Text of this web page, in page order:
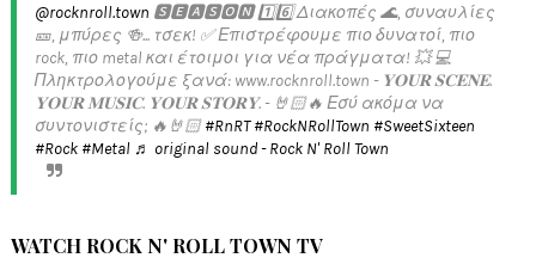
@rocknroll.town 🆂🅴🅰🆂🅾🅽 1️⃣6️⃣ Διακοπές 🌊, συναυλίες
🎫, μπύρες 🍻... τσεκ! ✅️ Επιστρέφουμε πιο δυνατοί, πιο
rock, πιο metal και έτοιμοι για νέα πράγματα! 💥 💻
Πληκτρολογούμε ξανά: www.rocknroll.town - 𝐘𝐎𝐔𝐑 𝐒𝐂𝐄𝐍𝐄.
𝐘𝐎𝐔𝐑 𝐌𝐔𝐒𝐈𝐂. 𝐘𝐎𝐔𝐑 𝐒𝐓𝐎𝐑𝐘. - 🤘🏻🔥 Εσύ ακόμα να
συντονιστείς; 🔥🤘🏻#RnRT #RockNRollTown #SweetSixteen
#Rock #Metal ♬ original sound - Rock N' Roll Town
WATCH ROCK N' ROLL TOWN TV